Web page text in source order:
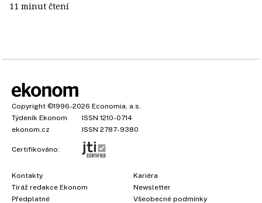
11 minut čtení
Copyright ©1996-2026 Economia, a.s.
Týdeník Ekonom
ISSN 1210-0714
ekonom.cz
ISSN 2787-9380
Certifikováno:
Kontakty
Tiráž redakce Ekonom
Předplatné
Kariéra
Newsletter
Všeobecné podmínky